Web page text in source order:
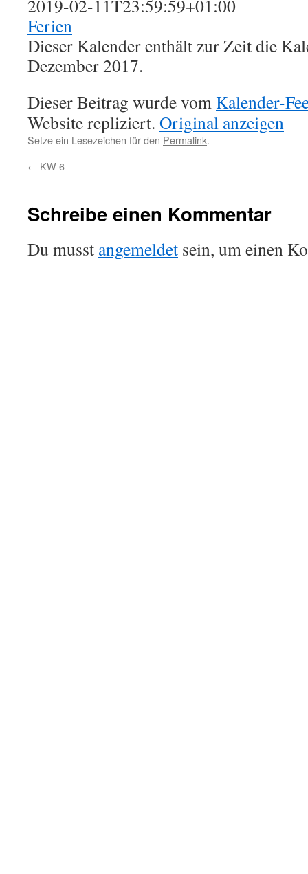
2019-02-11T23:59:59+01:00
Ferien
Dieser Kalender enthält zur Zeit die
Dezember 2017.
Dieser Beitrag wurde vom Kalender-
Website repliziert. Original anzeigen
Setze ein Lesezeichen für den Permalink.
← KW 6
Schreibe einen Kommentar
Du musst angemeldet sein, um einen